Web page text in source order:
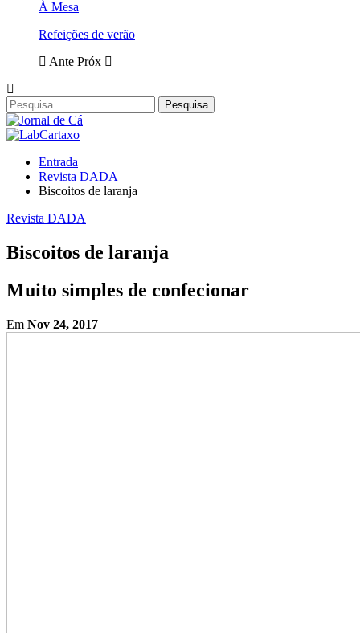
À Mesa
Refeições de verão
Ante Próx
Entrada
Revista DADA
Biscoitos de laranja
Revista DADA
Biscoitos de laranja
Muito simples de confecionar
Em Nov 24, 2017